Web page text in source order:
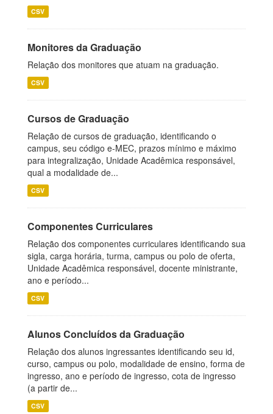
CSV
Monitores da Graduação
Relação dos monitores que atuam na graduação.
CSV
Cursos de Graduação
Relação de cursos de graduação, identificando o
campus, seu código e-MEC, prazos mínimo e máximo
para integralização, Unidade Acadêmica responsável,
qual a modalidade de...
CSV
Componentes Curriculares
Relação dos componentes curriculares identificando sua
sigla, carga horária, turma, campus ou polo de oferta,
Unidade Acadêmica responsável, docente ministrante,
ano e período...
CSV
Alunos Concluídos da Graduação
Relação dos alunos ingressantes identificando seu id,
curso, campus ou polo, modalidade de ensino, forma de
ingresso, ano e período de ingresso, cota de ingresso
(a partir de...
CSV